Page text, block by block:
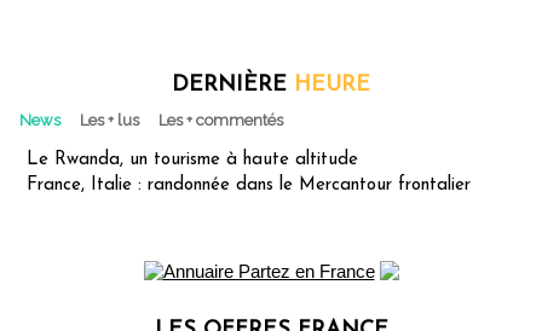
DERNIÈRE HEURE
News Les + lus Les + commentés
Le Rwanda, un tourisme à haute altitude
France, Italie : randonnée dans le Mercantour frontalier